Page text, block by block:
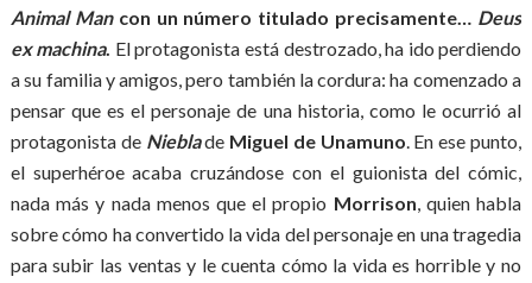
Animal Man con un número titulado precisamente… Deus
ex machina. El protagonista está destrozado, ha ido perdiendo
a su familia y amigos, pero también la cordura: ha comenzado a
pensar que es el personaje de una historia, como le ocurrió al
protagonista de Nieblade Miguel de Unamuno. En ese punto,
el superhéroe acaba cruzándose con el guionista del cómic,
nada más y nada menos que el propio Morrison, quien habla
sobre cómo ha convertido la vida del personaje en una tragedia
para subir las ventas y le cuenta cómo la vida es horrible y no